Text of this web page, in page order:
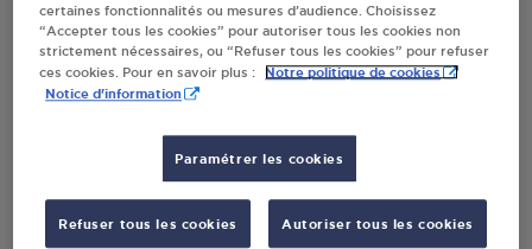
EURO MED SERVICES SARL COLOMBES
35 RUE SALVADOR ALLENDE
92700COLOMBES
RELAIS DE FRONT DE SEINE COURBEVOIE
certaines fonctionnalités ou mesures d’audience. Choisissez
“Accepter tous les cookies” pour autoriser tous les cookies non
strictement nécessaires, ou “Refuser tous les cookies” pour refuser
ces cookies. Pour en savoir plus :
Notre politique de cookies
Notice d'information
Paramétrer les cookies
Refuser tous les cookies Autoriser tous les cookies